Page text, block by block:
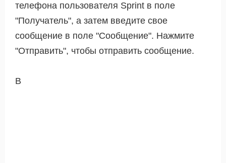
телефона пользователя Sprint в поле
"Получатель", а затем введите свое
сообщение в поле "Сообщение". Нажмите
"Отправить", чтобы отправить сообщение.
В